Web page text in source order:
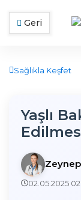
Geri
Sağlıkla Keşfet
Yaşlı
02.05.2025